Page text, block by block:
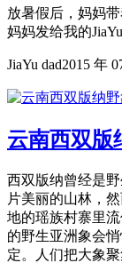
放暑假后，妈妈
妈妈发给我的
JiaYu dad2015 年
云南西双版
西双版纳曾经是
片美丽的山林，
地的瑶族村寨里
的野生亚洲象会
定。人们把大象